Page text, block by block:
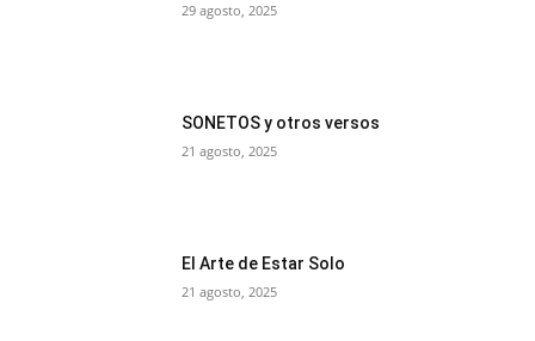
29 agosto, 2025
SONETOS y otros versos
21 agosto, 2025
El Arte de Estar Solo
21 agosto, 2025